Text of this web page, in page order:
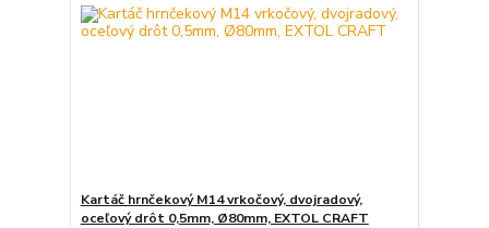
Kartáč hrnčekový M14 vrkočový, dvojradový,
oceľový drôt 0,5mm, Ø80mm, EXTOL CRAFT